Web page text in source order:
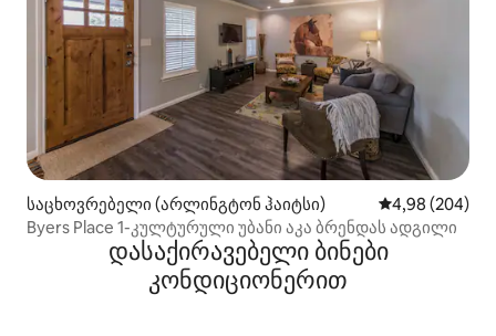
საცხოვრებელი (არლინგტონ ჰაიტსი) საშუალო
4,98 (204)
Byers Place 1-კულტურული უბანი აკა ბრენდას ადგილი
დასაქირავებელი ბინები
კონდიციონერით